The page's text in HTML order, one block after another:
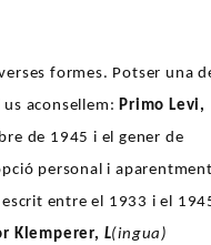
formes. Potser una
us aconsellem:Primo Levi,
de 1945 i el gener de
personal i aparentment
entre el 1933 i el
Klemperer, L(ingua)